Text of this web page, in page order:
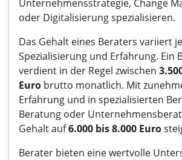
Unternehmensstrategie, Change
oder Digitalisierung spezialisieren.
Das Gehalt eines Beraters variiert
Spezialisierung und Erfahrung. Ein
verdient in der Regel zwischen
Euro brutto monatlich. Mit
Erfahrung und in spezialisierten
Beratung oder
Gehalt auf6.000 bis 8.000 Euro
Berater bieten eine wertvolle